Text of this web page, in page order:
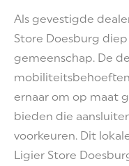
Als gevestigde
Store Doesburg
gemeenschap. De
ernaar om op maat
bieden die
voorkeuren. Dit
Ligier Store